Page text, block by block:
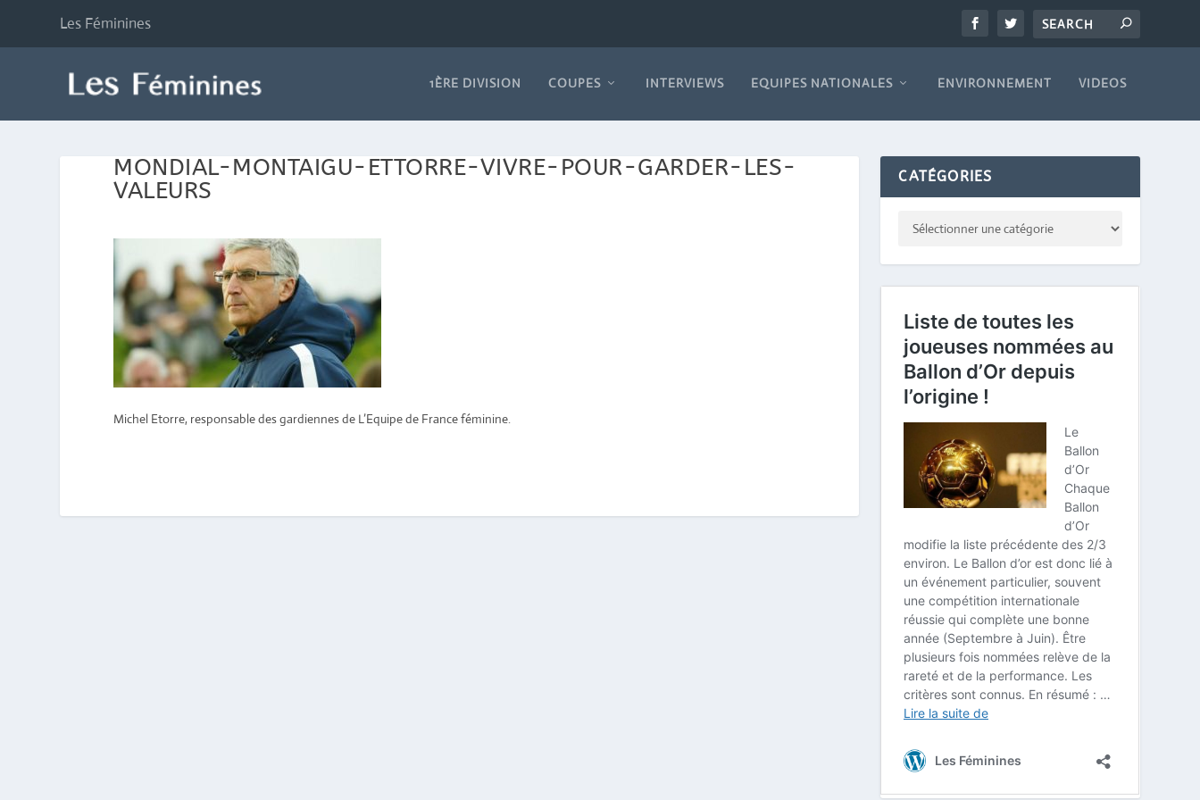
Les Féminines
1ÈRE DIVISION COUPES INTERVIEWS EQUIPES NATIONALES ENVIRONNEMENT VIDEOS
MONDIAL-MONTAIGU-ETTORRE-VIVRE-POUR-GARDER-LES-
VALEURS
Michel Etorre, responsable des gardiennes de L’Equipe de France féminine.
CATÉGORIES